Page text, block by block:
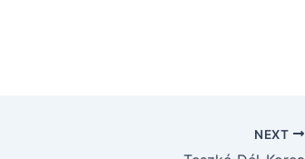
NEXT